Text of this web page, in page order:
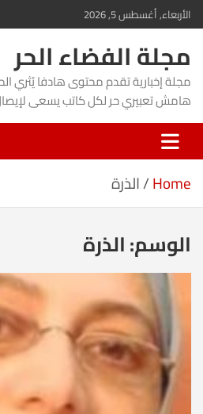
Skip
to
content
الأربعاء, أغسطس 5, 2026
مجلة الفضاء الحر
مجلة إخبارية تقدم محتوى هادفا يُثري
هامش تعبيري حر لكل كاتب يسعى لإيصال
Home الذرة
الوسم:الذرة